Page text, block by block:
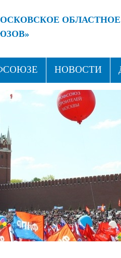
НОВОСТИ
ЗДРАВНИЦЫ